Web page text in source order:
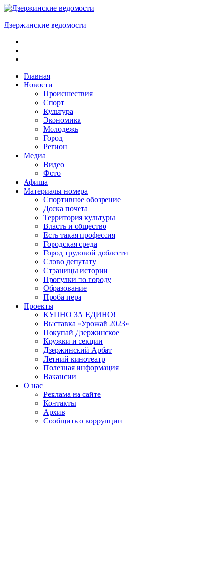
Skip
content
Дзержинские ведомости
ОБЩЕСТВЕННО-
ПОЛИТИЧЕСКАЯ
ГАЗЕТАГлавная
Новости
Происшествия
Спорт
Культура
Экономика
Молодежь
Город
Регион
Медиа
Видео
Фото
Афиша
Материалы номера
Спортивное обозрение
Доска почета
Территория культуры
Власть и общество
Есть такая профессия
Городская среда
Город трудовой доблести
Слово депутату
Страницы истории
Прогулки по городу
Образование
Проба пера
Проекты
КУПНО ЗА ЕДИНО!
Выставка «Урожай 2023»
Покупай Дзержинское
Кружки и секции
Дзержинский Арбат
Летний кинотеатр
Полезная информация
Вакансии
О нас
Реклама на сайте
Контакты
Архив
Сообщить о коррупции